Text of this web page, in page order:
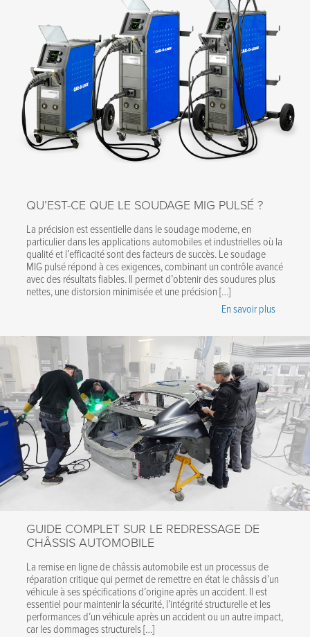
QU’EST-CE QUE LE SOUDAGE MIG PULSÉ ?
La précision est essentielle dans le soudage moderne, en
particulier dans les applications automobiles et industrielles où la
qualité et l’efficacité sont des facteurs de succès. Le soudage
MIG pulsé répond à ces exigences, combinant un contrôle avancé
avec des résultats fiables. Il permet d’obtenir des soudures plus
nettes, une distorsion minimisée et une précision […]
En savoir plus
GUIDE COMPLET SUR LE REDRESSAGE DE
CHÂSSIS AUTOMOBILE
La remise en ligne de châssis automobile est un processus de
réparation critique qui permet de remettre en état le châssis d’un
véhicule à ses spécifications d’origine après un accident. Il est
essentiel pour maintenir la sécurité, l’intégrité structurelle et les
performances d’un véhicule après un accident ou un autre impact,
car les dommages structurels […]